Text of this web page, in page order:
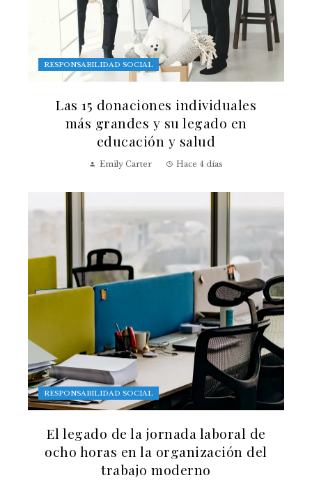
RESPONSABILIDAD SOCIAL
Las 15 donaciones individuales
más grandes y su legado en
educación y salud
Emily Carter Hace 4 días
RESPONSABILIDAD SOCIAL
El legado de la jornada laboral de
ocho horas en la organización del
trabajo moderno